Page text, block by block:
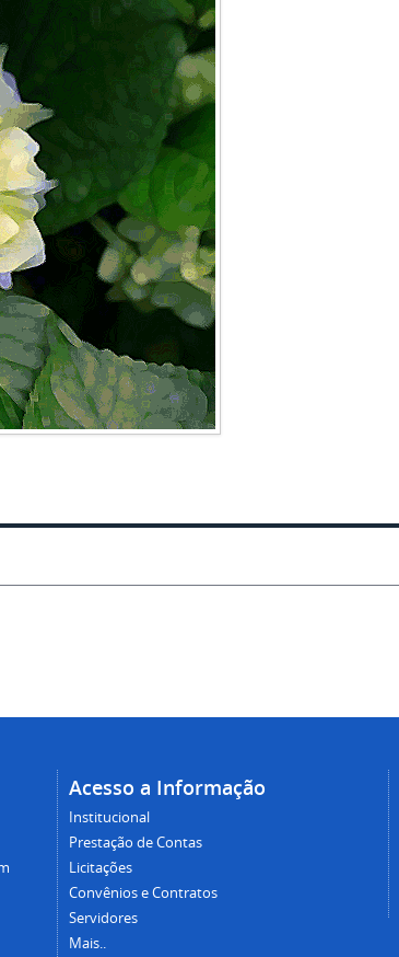
Acesso a Informação
Institucional
Prestação de Contas
Licitações
Convênios e Contratos
Servidores
Mais..